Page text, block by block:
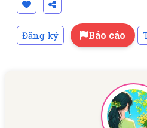
Đăng ký Báo cáo